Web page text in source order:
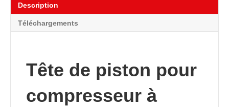
Description
Téléchargements
Tête de piston pour
compresseur à